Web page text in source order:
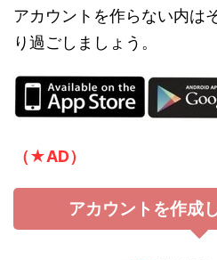
アカウントを作らない内は
り過ごしましょう。
（★AD）
アカウントを作成